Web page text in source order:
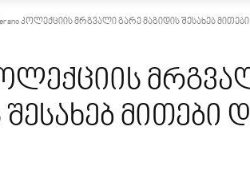
კოლექციის მრგვალი გარე მაგიდის შესახებ
შესახებ